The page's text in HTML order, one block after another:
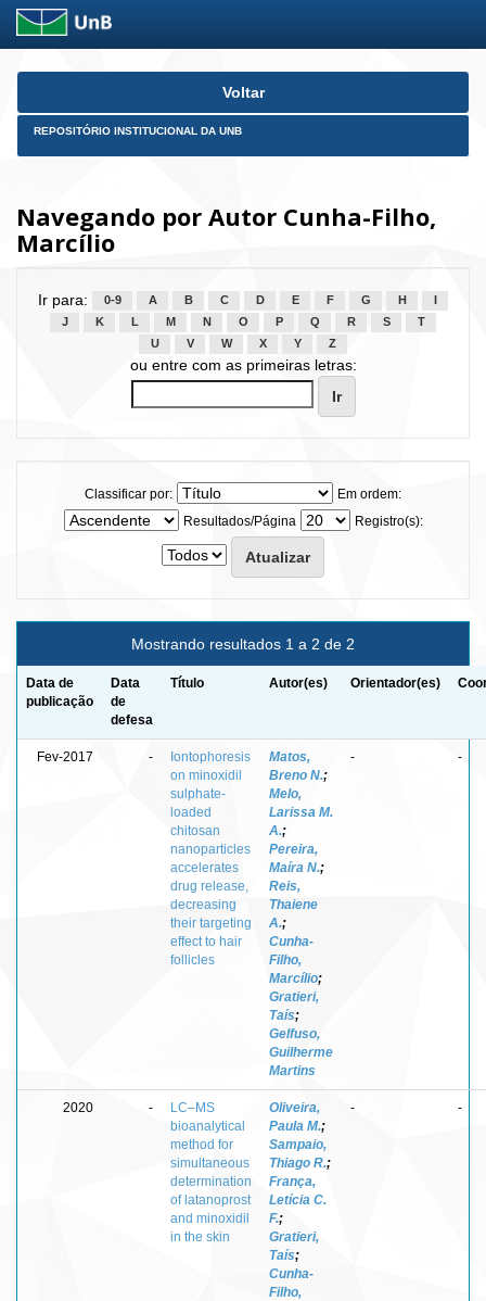
Skip
Voltar
REPOSITÓRIO INSTITUCIONAL DA UNB
Navegando por Autor Cunha-Filho,
Marcílio
Ir para: 0-9 A B C D E F G H
J
K L M N O P Q R S
T
U
V W X Y Z
ou entre com as primeiras letras:
Classificar por:
Em ordem:
Resultados/Página
Registro(s):
Mostrando resultados 1 a 2 de 2
Data de
publicação
Data
de
defesa
Título Autor(es) Orientador(es)
Fev-2017 -
Iontophoresis
on minoxidil
sulphate-
loaded
chitosan
nanoparticles
accelerates
drug release,
decreasing
their targeting
effect to hair
follicles
Matos,
Breno N.;
Melo,
Larissa M.
A.;
Pereira,
Maíra N.;
Reis,
Thaiene
A.;
Cunha-
Filho,
Marcílio;
Gratieri,
Taís;
Gelfuso,
Guilherme
Martins
- -
2020 -
LC–MS
bioanalytical
method for
simultaneous
determination
of latanoprost
and minoxidil
in the skin
Oliveira,
Paula M.;
Sampaio,
Thiago R.;
França,
Letícia C.
F.;
Gratieri,
Taís;
Cunha-
Filho,
- -